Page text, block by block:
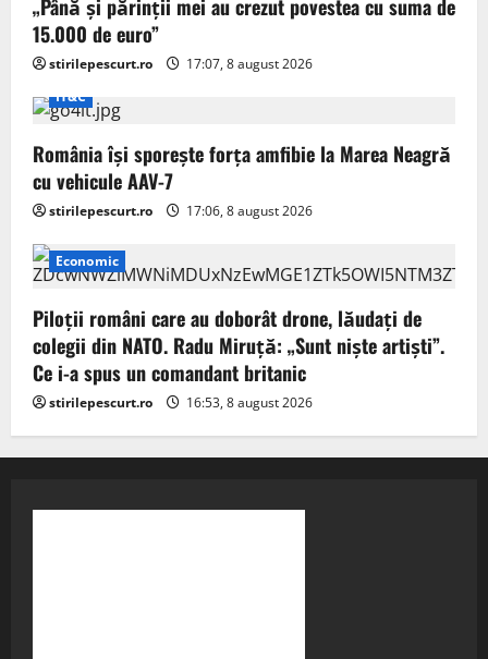
„Până și părinții mei au crezut povestea cu suma de
15.000 de euro”
stirilepescurt.ro
17:07, 8 august 2026
IT&C
România își sporește forța amfibie la Marea Neagră
cu vehicule AAV-7
stirilepescurt.ro 17:06, 8 august 2026
Economic
Piloții români care au doborât drone, lăudați de
colegii din NATO. Radu Miruță: „Sunt niște artiști”.
Ce i-a spus un comandant britanic
stirilepescurt.ro 16:53, 8 august 2026